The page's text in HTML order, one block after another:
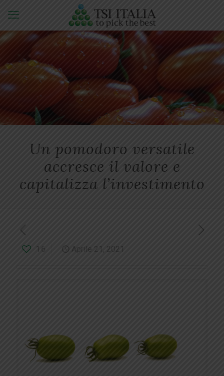
Un pomodoro versatile
accresce il valore e
capitalizza l’investimento
16 Aprile 21, 2021